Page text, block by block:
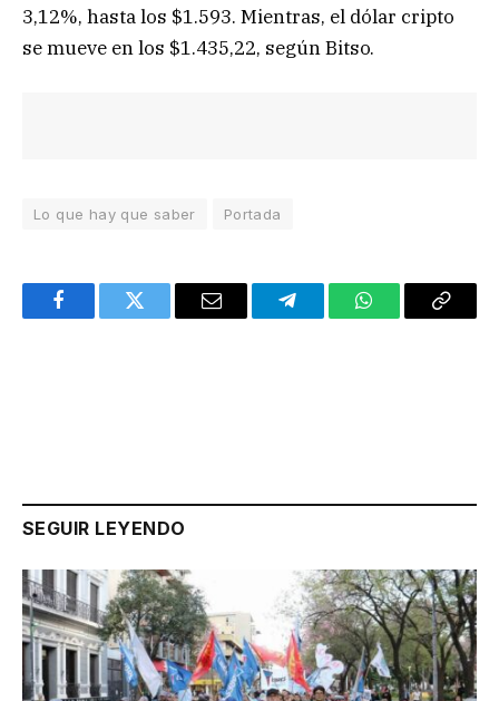
3,12%, hasta los $1.593. Mientras, el dólar cripto
se mueve en los $1.435,22, según Bitso.
Lo que hay que saber Portada
FacebookTwitter Email TelegramWhatsAppCopy
SEGUIR LEYENDO